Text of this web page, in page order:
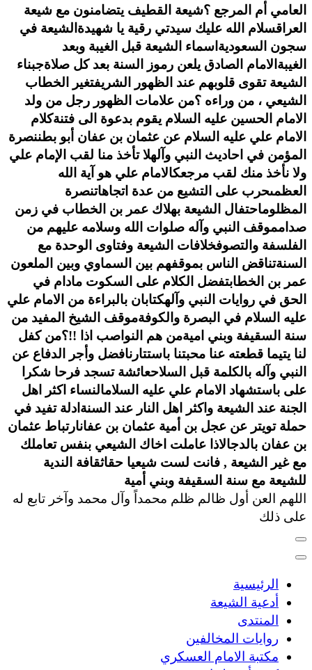
العامي أم المرجع ؟شيعة القطيف يتضامنون مع شيعة
العراقسلام الله عليك سيدتي رقية يا شهيدة الشيعة في
سجون السعودية اسماء الشيعة قبل الغيبة وبعد
الغيبة الامام الصادق يلعن رموز السنة بعد كل صلاةجبناء
الشيعة تقوى قلوبهم عند الظهور الشريفتغير الخطاب
الشيعي ، من وراءه ؟من علامات الظهور رجل من ولد
الامام الحسين عليه السلام يقوم بدعوة الى فتنةكلام
الامام علي عليه السلام عن عثمان بن عفان أبو بطننصرة
المؤمن في احاديث النبي وآلهلا تأخذ منا لقب الإمام علي
ولا نأخذ منك لقب مرجعكالامام علي هو آية الله
العظمىحرب على التشيع من عدة اتجاهاتنصرة
المظلوماحتفال الشيعة بهلاك عمر بن الخطاب في زمن
صدامموقف النبي وآله صلوات الله وسلامه عليهم من
الفلسفة والتصوفخلافات الشيعة وفتاوى الوحدة مع
السنةتناقض الناس بموقفهم بين السماوي وبين الملعون
عمر بن الخطابتفضل الكلام على السكوت مادام في
الحق في روايات النبي وآلهكتابان بالبراءة من الامام علي
عليه السلام في البصرة والكوفةموقف الشيخ المفيد من
سنة السقيفة وبني اميةمن هم النواصب اذا !!؟من كفل
لنا يتيما قطعته عنا محبتنا باستتارنافضل وأجر الدفاع عن
النبي وآله بالكلمة قبل السلاحعائشة تسجد فرحا شكرا
على باستشهاد الامام علي عليه السلامالنساء اكثر اهل
الجنة عند الشيعة واكثر اهل النار عند السنة ادلة تفيد في
حملة تويتر عن عجل بن أمية عثمان بن عفانارتباط عثمان
بن عفان بالدجالاذا عاملت اخاك الشيعي بنفس تعاملك
مع غير الشيعة , فانت لست شيعيا حقاثقافة الندية
للشيعة مع سنة السقيفة وبني أمية
اللهم العن أول ظالم ظلم محمداً وآل محمد وآخر تابع له
على ذلك
الرئيسية
أدعية الشيعة
المنتدى
روايات المخالفين
مكتبة الامام العسكري